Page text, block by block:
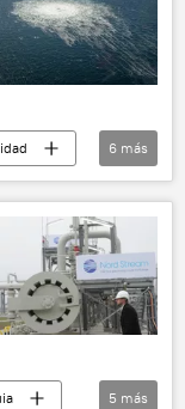
6 más
5 más